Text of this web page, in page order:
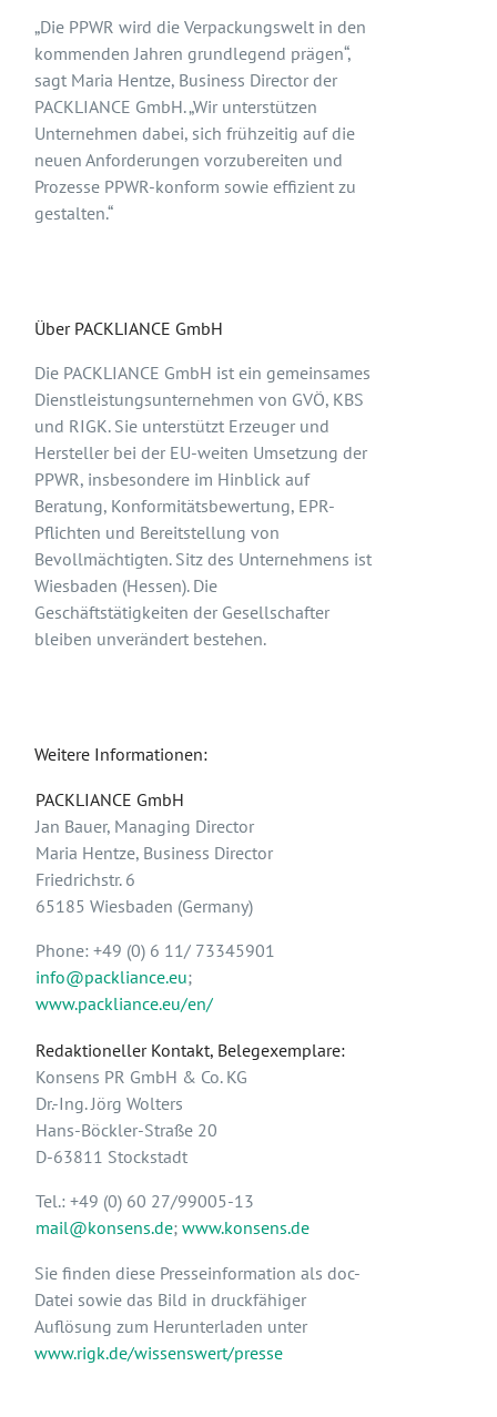
„Die PPWR wird die Verpackungswelt in den
kommenden Jahren grundlegend prägen“,
sagt Maria Hentze, Business Director der
PACKLIANCE GmbH. „Wir unterstützen
Unternehmen dabei, sich frühzeitig auf die
neuen Anforderungen vorzubereiten und
Prozesse PPWR-konform sowie effizient zu
gestalten.“
Über PACKLIANCE GmbH
Die PACKLIANCE GmbH ist ein gemeinsames
Dienstleistungsunternehmen von GVÖ, KBS
und RIGK. Sie unterstützt Erzeuger und
Hersteller bei der EU-weiten Umsetzung der
PPWR, insbesondere im Hinblick auf
Beratung, Konformitätsbewertung, EPR-
Pflichten und Bereitstellung von
Bevollmächtigten. Sitz des Unternehmens ist
Wiesbaden (Hessen). Die
Geschäftstätigkeiten der Gesellschafter
bleiben unverändert bestehen.
Weitere Informationen:
PACKLIANCE GmbH
Jan Bauer, Managing Director
Maria Hentze, Business Director
Friedrichstr. 6
65185 Wiesbaden (Germany)
Phone: +49 (0) 6 11/ 73345901
info@packliance.eu;
www.packliance.eu/en/
Redaktioneller Kontakt, Belegexemplare:
Konsens PR GmbH & Co. KG
Dr.-Ing. Jörg Wolters
Hans-Böckler-Straße 20
D-63811 Stockstadt
Tel.: +49 (0) 60 27/99005-13
mail@konsens.de; www.konsens.de
Sie finden diese Presseinformation als doc-
Datei sowie das Bild in druckfähiger
Auflösung zum Herunterladen unter
www.rigk.de/wissenswert/presse